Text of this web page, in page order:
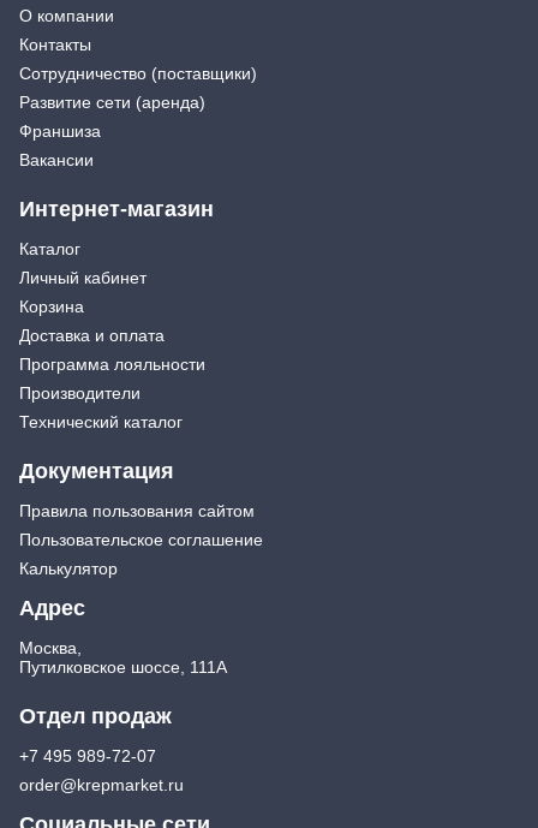
О компании
Контакты
Сотрудничество (поставщики)
Развитие сети (аренда)
Франшиза
Вакансии
Интернет-магазин
Каталог
Личный кабинет
Корзина
Доставка и оплата
Программа лояльности
Производители
Технический каталог
Документация
Правила пользования сайтом
Пользовательское соглашение
Калькулятор
Адрес
Москва,
Путилковское шоссе, 111А
Отдел продаж
+7 495 989-72-07
order@krepmarket.ru